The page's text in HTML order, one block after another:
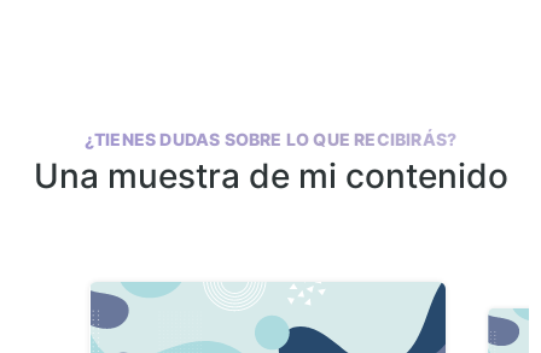
¿TIENES DUDAS SOBRE LO QUE RECIBIRÁS?
Una muestra de mi contenido